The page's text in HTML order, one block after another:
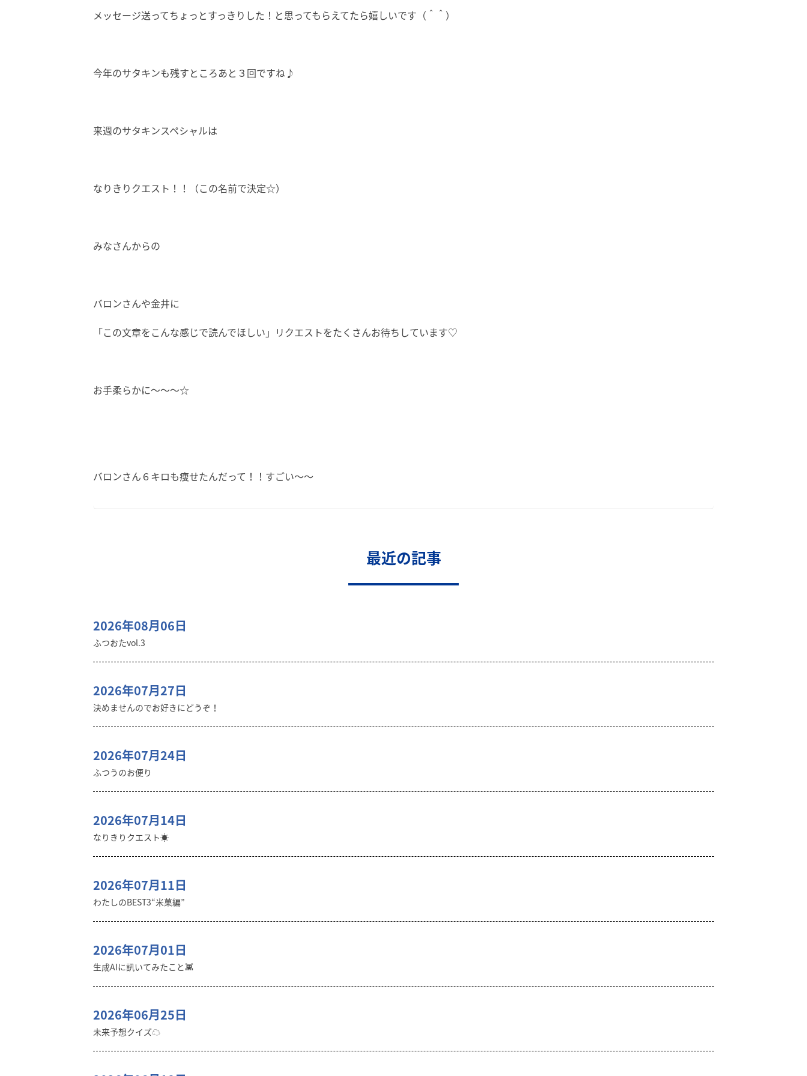
メッセージ送ってちょっとすっきりした！と思ってもらえてたら嬉しいです（＾＾）
今年のサタキンも残すところあと３回ですね♪
来週のサタキンスペシャルは
なりきりクエスト！！（この名前で決定☆）
みなさんからの
バロンさんや金井に
「この文章をこんな感じで読んでほしい」リクエストをたくさんお待ちしています♡
お手柔らかに〜〜〜☆
バロンさん６キロも痩せたんだって！！すごい〜〜
最近の記事
2026年08月06日
ふつおたvol.3
2026年07月27日
決めませんのでお好きにどうぞ！
2026年07月24日
ふつうのお便り
2026年07月14日
なりきりクエスト☀️
2026年07月11日
わたしのBEST3“米菓編”
2026年07月01日
生成AIに訊いてみたこと👾
2026年06月25日
未来予想クイズ☁︎